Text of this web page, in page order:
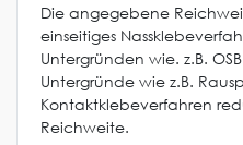
Die angegebene
einseitiges
Untergründen wie. z.B.
Untergründe wie z.B.
Kontaktklebeverfahren
Reichweite.